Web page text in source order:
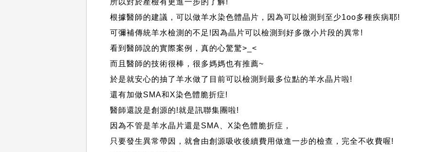
所以對於產檢有更進一步的了解!
根據醫師的建議，可以做羊水染色體晶片，因為可以檢測到至少1oo多種疾病耶!
可彌補傳統羊水檢測的不足!因為晶片可以檢測到好多微小片段的異常!
看到醫師說的實際案例，真的心驚驚>_<
而且醫師的技術很棒，很多媽媽也有推薦~
於是就安心的抽了羊水做了目前可以檢測到最多位點的羊水晶片啦!
還有加做SMA和X染色體脆折症!
醫師還說是創源的!就是訊聯集團啦!
因為不管是羊水晶片還是SMA、X染色體脆折症，
只要發生異常帶因，就會由創源吸收後續費用做進一步的檢查，完全不收費喔!